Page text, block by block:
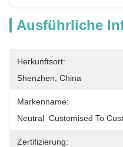
Ausführliche
Herkunftsort:
Shenzhen, China
Markenname:
Neutral  Customised To
Zertifizierung: